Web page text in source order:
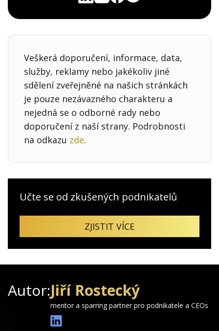
Veškerá doporučení, informace, data,
služby, reklamy nebo jakékoliv jiné
sdělení zveřejněné na našich stránkách
je pouze nezávazného charakteru a
nejedná se o odborné rady nebo
doporučení z naší strany. Podrobnosti
na odkazu zde.
Učte se od zkušených podnikatelů
ZJISTIT VÍCE
Autor:Jiří Rostecký
mentor a sparring partner pro podnikatele a CEOs